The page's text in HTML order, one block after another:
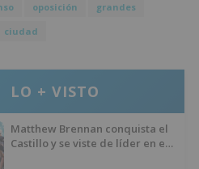
oposición
grandes
ciudad
LO + VISTO
Matthew Brennan conquista el
Castillo y se viste de líder en el